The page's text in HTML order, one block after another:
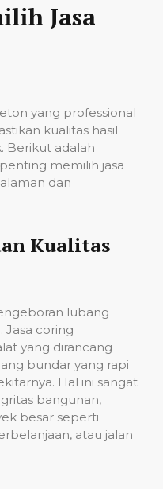
Jasa
yang professional
kualitas hasil
Berikut adalah
memilih jasa
dan
Kualitas
lubang
Jasa coring
yang dirancang
bundar yang rapi
Hal ini sangat
bangunan,
besar seperti
atau jalan